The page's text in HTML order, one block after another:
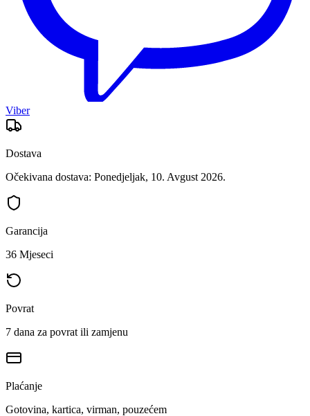
Viber
Dostava
Očekivana dostava: Ponedjeljak, 10. Avgust 2026.
Garancija
36 Mjeseci
Povrat
7 dana za povrat ili zamjenu
Plaćanje
Gotovina, kartica, virman, pouzećem